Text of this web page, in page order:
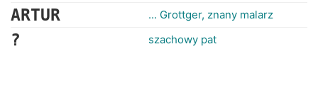
ARTUR ... Grottger, znany malarz
? szachowy pat